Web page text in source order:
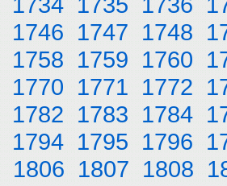
1746 1747 1748
1758 1759 1760
1770 1771 1772
1782 1783 1784
1794 1795 1796
1806 1807 1808